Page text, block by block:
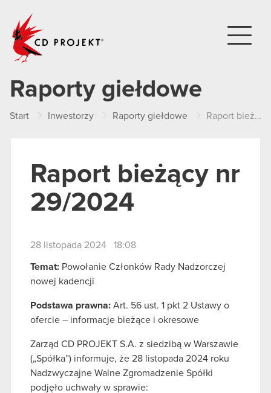
Raporty giełdowe
Start Inwestorzy Raporty giełdowe Raport bieżący nr 29/2024
Raport bieżący nr
29/2024
28 listopada 2024 18:08
Temat: Powołanie Członków Rady Nadzorczej
nowej kadencji
Podstawa prawna: Art. 56 ust. 1 pkt 2 Ustawy o
ofercie – informacje bieżące i okresowe
Zarząd CD PROJEKT S.A. z siedzibą w Warszawie
(„Spółka”) informuje, że 28 listopada 2024 roku
Nadzwyczajne Walne Zgromadzenie Spółki
podjęło uchwały w sprawie: